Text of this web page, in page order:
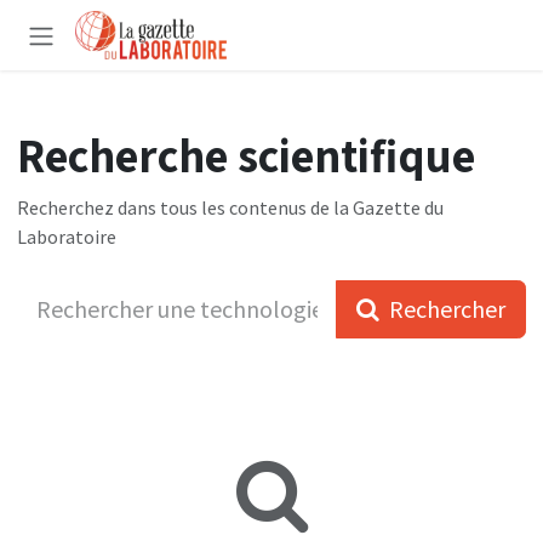
Se rendre au contenu
Recherche scientifique
Recherchez dans tous les contenus de la Gazette du
Laboratoire
Rechercher